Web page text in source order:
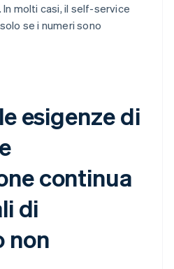
molti casi, il self-service
se i numeri sono
esigenze di
continua
di
non